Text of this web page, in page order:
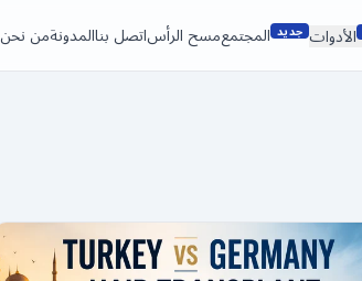
من نحنالمدونةاتصل بنامسح الرأسالمجتمع جديد الأدوات